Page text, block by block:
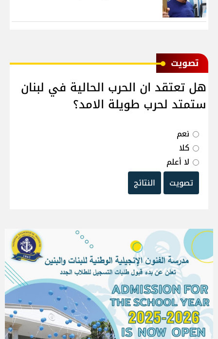
ﺗﺼﻮﻳﺖ
هل تعتقد ان الحرب الحالية في لبنان
ستمتد لحرب طويلة الامد؟
نعم
كلا
لا أعلم
تصويت
النتائج